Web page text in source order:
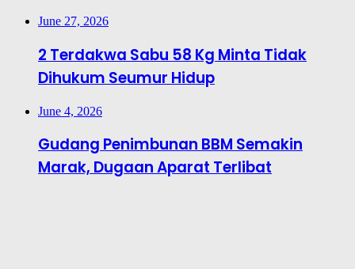
June 27, 2026
2 Terdakwa Sabu 58 Kg Minta Tidak
Dihukum Seumur Hidup
June 4, 2026
Gudang Penimbunan BBM Semakin
Marak, Dugaan Aparat Terlibat